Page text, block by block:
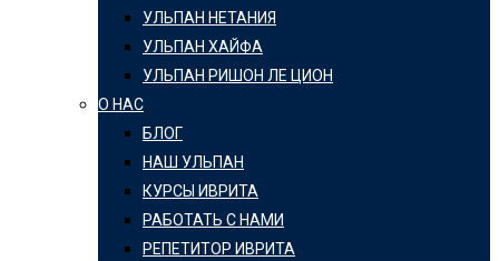
УЛЬПАН НЕТАНИЯ
УЛЬПАН ХАЙФА
УЛЬПАН РИШОН ЛЕ ЦИОН
О НАС
БЛОГ
НАШ УЛЬПАН
КУРСЫ ИВРИТА
РАБОТАТЬ С НАМИ
РЕПЕТИТОР ИВРИТА